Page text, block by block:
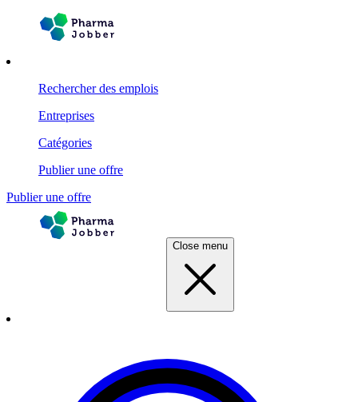
Rechercher des emplois
Entreprises
Catégories
Publier une offre
Publier une offre
Close menu